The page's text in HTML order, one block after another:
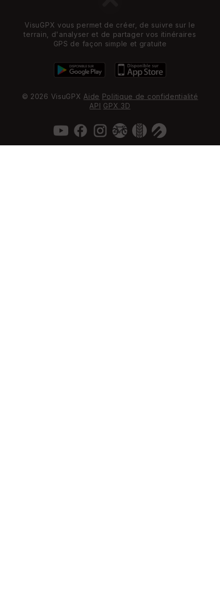
VisuGPX vous permet de créer, de suivre sur le
terrain, d'analyser et de partager vos itinéraires
GPS de façon simple et gratuite
© 2026 VisuGPX Aide Politique de confidentialité
API GPX 3D